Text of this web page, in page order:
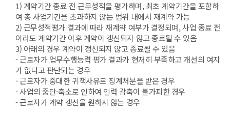
1) 계약기간 종료 전 근무성적을 평가하며, 최초 계약기간을 포함하
여 총 사업기간을 초과하지 않는 범위 내에서 재계약 가능
2) 근무성적평가 결과에 따라 재계약 여부가 결정되며, 사업 종료 전
이라도 계약기간 이후 계약이 갱신되지 않고 종료될 수 있음
3) 아래의 경우 계약이 갱신되지 않고 종료될 수 있음
- 근로자가 업무수행능력 평가 결과가 현저히 부족하고 개선의 여지
가 없다고 판단되는 경우
- 근로자가 중대한 귀책사유로 징계처분을 받은 경우
- 사업의 중단·축소로 인하여 인력 감축이 불가피한 경우
- 근로자가 계약 갱신을 원하지 않는 경우